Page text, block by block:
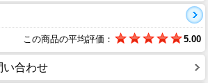
この商品の平均評価： 5.00
い合わせ